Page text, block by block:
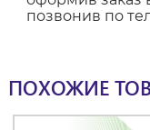
позвонив по
ПОХОЖИЕ